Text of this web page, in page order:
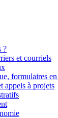
?
et courriels
formulaires
appels à projets